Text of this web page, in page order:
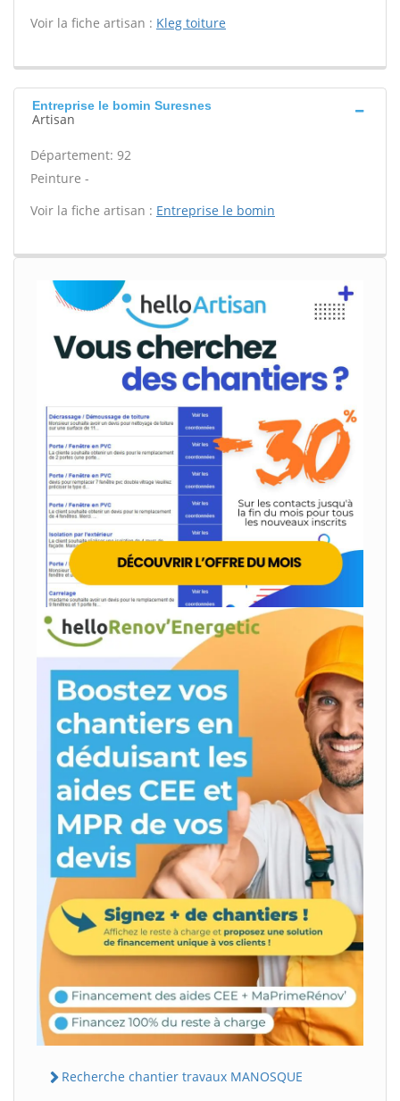
Voir la fiche artisan : Kleg toiture
Entreprise le bomin Suresnes
Artisan
Département: 92
Peinture -
Voir la fiche artisan : Entreprise le bomin
Recherche chantier travaux MANOSQUE